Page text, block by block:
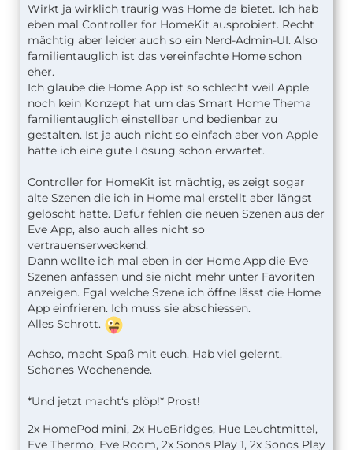
Wirkt ja wirklich traurig was Home da bietet. Ich hab
eben mal Controller for HomeKit ausprobiert. Recht
mächtig aber leider auch so ein Nerd-Admin-UI. Also
familientauglich ist das vereinfachte Home schon
eher.
Ich glaube die Home App ist so schlecht weil Apple
noch kein Konzept hat um das Smart Home Thema
familientauglich einstellbar und bedienbar zu
gestalten. Ist ja auch nicht so einfach aber von Apple
hätte ich eine gute Lösung schon erwartet.
Controller for HomeKit ist mächtig, es zeigt sogar
alte Szenen die ich in Home mal erstellt aber längst
gelöscht hatte. Dafür fehlen die neuen Szenen aus der
Eve App, also auch alles nicht so
vertrauenserweckend.
Dann wollte ich mal eben in der Home App die Eve
Szenen anfassen und sie nicht mehr unter Favoriten
anzeigen. Egal welche Szene ich öffne lässt die Home
App einfrieren. Ich muss sie abschiessen.
Alles Schrott.
Achso, macht Spaß mit euch. Hab viel gelernt.
Schönes Wochenende.
*Und jetzt macht‘s plöp!* Prost!
2x HomePod mini, 2x HueBridges, Hue Leuchtmittel,
Eve Thermo, Eve Room, 2x Sonos Play 1, 2x Sonos Play